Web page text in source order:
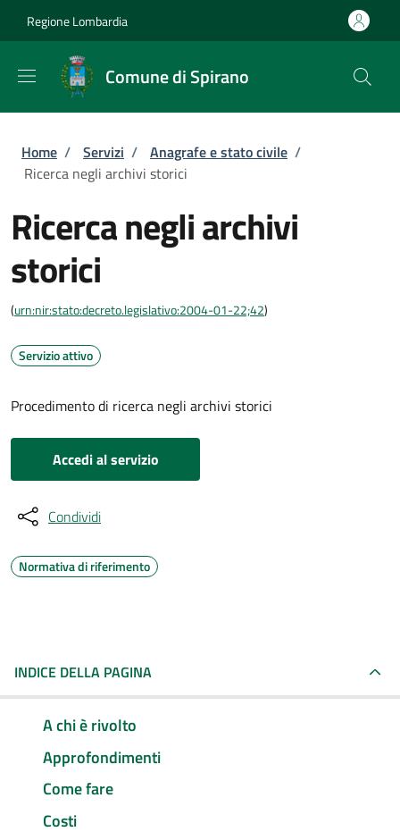
Regione Lombardia
Comune di Spirano
Briciole di pane
Home / Servizi / Anagrafe e stato civile /
Ricerca negli archivi storici
Ricerca negli archivi
storici
(urn:nir:stato:decreto.legislativo:2004-01-22;42)
Servizio attivo
Procedimento di ricerca negli archivi storici
Accedi al servizio
Condividi
Normativa di riferimento
INDICE DELLA PAGINA
A chi è rivolto
Approfondimenti
Come fare
Costi